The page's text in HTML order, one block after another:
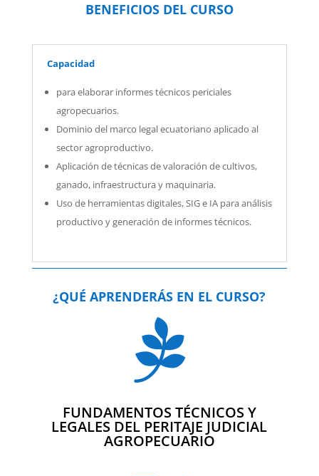
BENEFICIOS DEL CURSO
Capacidad
para elaborar informes técnicos periciales
agropecuarios.
Dominio del marco legal ecuatoriano aplicado al
sector agroproductivo.
Aplicación de técnicas de valoración de cultivos,
ganado, infraestructura y maquinaria.
Uso de herramientas digitales, SIG e IA para análisis
productivo y generación de informes técnicos.
¿QUÉ APRENDERÁS EN EL CURSO?

FUNDAMENTOS TÉCNICOS Y
LEGALES DEL PERITAJE JUDICIAL
AGROPECUARIO